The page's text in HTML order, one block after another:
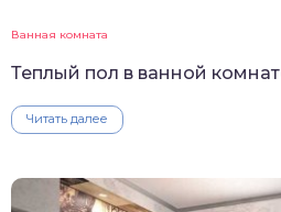
Ванная комната
Теплый пол в ванной
Читать далее